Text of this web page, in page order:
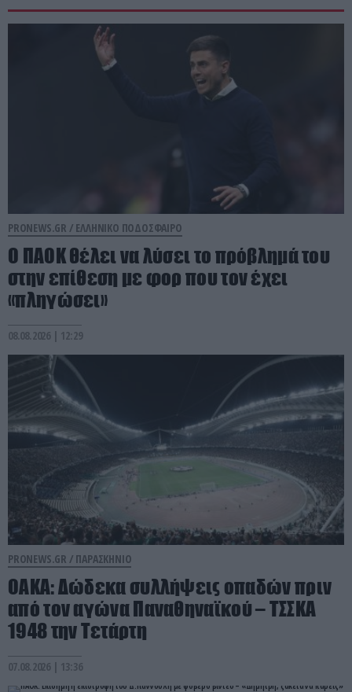
PRONEWS.GR / ΕΛΛΗΝΙΚΟ ΠΟΔΟΣΦΑΙΡΟ
Ο ΠΑΟΚ θέλει να λύσει το πρόβλημά του
στην επίθεση με φορ που τον έχει
«πληγώσει»
08.08.2026 | 12:29
PRONEWS.GR / ΠΑΡΑΣΚΗΝΙΟ
ΟΑΚΑ: Δώδεκα συλλήψεις οπαδών πριν
από τον αγώνα Παναθηναϊκού – ΤΣΣΚΑ
1948 την Τετάρτη
07.08.2026 | 13:36